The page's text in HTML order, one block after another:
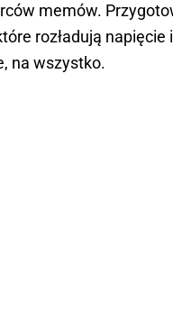
memów.
rozładują
na wszystko.